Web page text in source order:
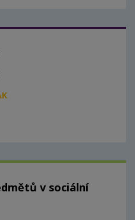
v sociální